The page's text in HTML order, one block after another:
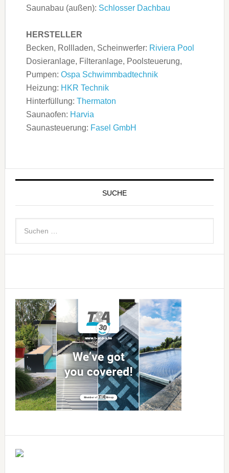
Saunabau (außen): Schlosser Dachbau
HERSTELLER
Becken, Rollladen, Scheinwerfer: Riviera Pool
Dosieranlage, Filteranlage, Poolsteuerung,
Pumpen: Ospa Schwimmbadtechnik
Heizung: HKR Technik
Hinterfüllung: Thermaton
Saunaofen: Harvia
Saunasteuerung: Fasel GmbH
SUCHE